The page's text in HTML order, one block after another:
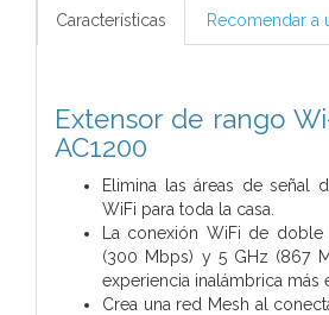
Características Recomendar a
Extensor de rango
AC1200
Elimina las áreas de señal
WiFi para toda la casa.
La conexión WiFi de
(300 Mbps) y 5 GHz (867
experiencia inalámbrica más
Crea una red Mesh al